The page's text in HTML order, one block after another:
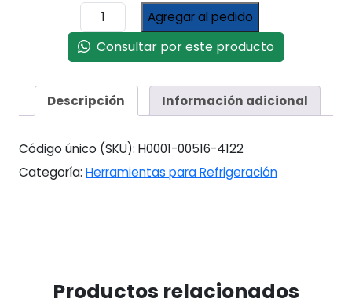
Vacuometro
Digital
Cooltech
cantidad
Agregar al pedido
Consultar por este producto
Descripción Información adicional
Código único (SKU): H0001-00516-4122
Categoría: Herramientas para Refrigeración
Productos relacionados